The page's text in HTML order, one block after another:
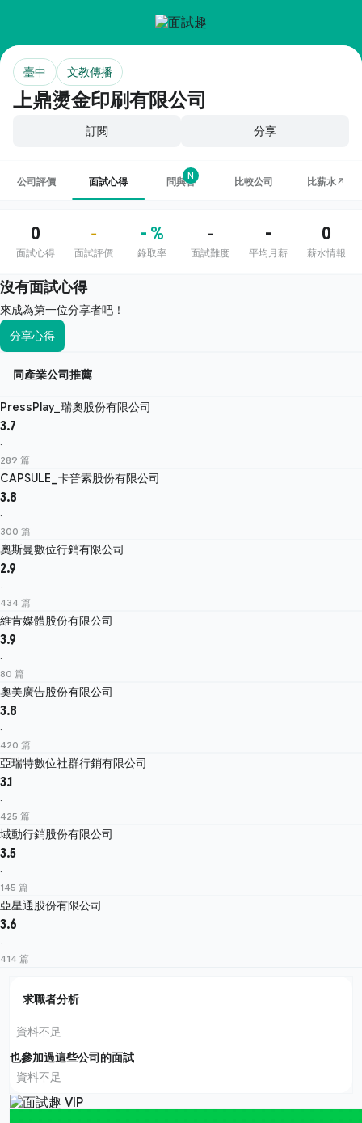
上鼎燙金印刷有限公司
臺中 文教傳播
訂閱 分享
公司評價 面試心得 問與答
N
比較公司 比薪水↗
0
面試心得
-
面試評價
- %
錄取率
-
面試難度
-
平均月薪
0
薪水情報
沒有面試心得
來成為第一位分享者吧！
分享心得
同產業公司推薦
PressPlay_瑞奧股份有限公司
3.7
·
289 篇
CAPSULE_卡普索股份有限公司
3.8
·
300 篇
奧斯曼數位行銷有限公司
2.9
·
434 篇
維肯媒體股份有限公司
3.9
·
80 篇
奧美廣告股份有限公司
3.8
·
420 篇
亞瑞特數位社群行銷有限公司
3.1
·
425 篇
域動行銷股份有限公司
3.5
·
145 篇
亞星通股份有限公司
3.6
·
414 篇
求職者分析
資料不足
也參加過這些公司的面試
資料不足